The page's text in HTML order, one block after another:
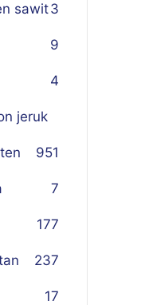
3
sawit
9
4
jeruk
51
9
7
177
237
17